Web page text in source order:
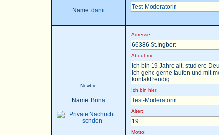
Name: danii Test-Moderatorin
Newbie
Name: Brina
Adresse:
66386 St.Ingbert
About me:
Ich bin 19 Jahre alt, studiere
Ich gehe gerne laufen und mit
kontaktfreudig.
Ich bin hier:
Test-Moderatorin
Alter:
19
Motto: